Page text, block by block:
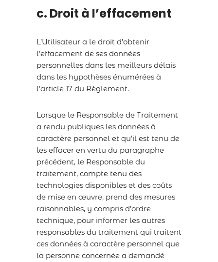
c. Droit à l’effacement
L’Utilisateur a le droit d’obtenir
l’effacement de ses données
personnelles dans les meilleurs délais
dans les hypothèses énumérées à
l’article 17 du Règlement.
Lorsque le Responsable de Traitement
a rendu publiques les données à
caractère personnel et qu’il est tenu de
les effacer en vertu du paragraphe
précédent, le Responsable du
traitement, compte tenu des
technologies disponibles et des coûts
de mise en œuvre, prend des mesures
raisonnables, y compris d’ordre
technique, pour informer les autres
responsables du traitement qui traitent
ces données à caractère personnel que
la personne concernée a demandé